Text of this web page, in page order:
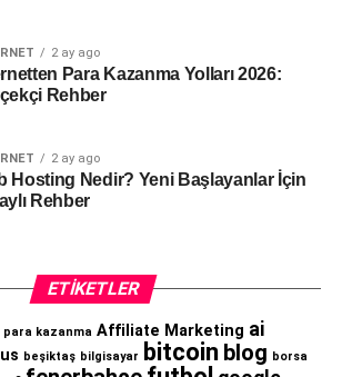
2 ay ago
Para Kazanma Yolları 2026:
Rehber
2 ay ago
Hosting Nedir? Yeni Başlayanlar İçin
Rehber
ETIKETLER
para kazanma Affiliate Marketing ai
beşiktaş bilgisayar bitcoin blog borsa